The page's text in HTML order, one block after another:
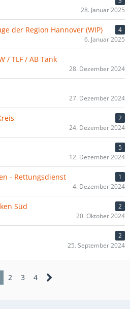
28. Januar 2025
der Region Hannover (WIP)
4
6. Januar 2025
/ TLF / AB Tank
28. Dezember 2024
27. Dezember 2024
2
24. Dezember 2024
5
12. Dezember 2024
- Rettungsdienst
1
4. Dezember 2024
Süd
2
20. Oktober 2024
2
25. September 2024
2 3 4